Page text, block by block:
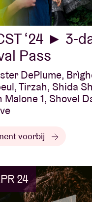
‘24 ► 3-
Pass
DePlume,
Tirzah, Shida
Malone 1, Shovel
voorbij
24